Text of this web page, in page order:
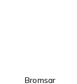
Bromsar